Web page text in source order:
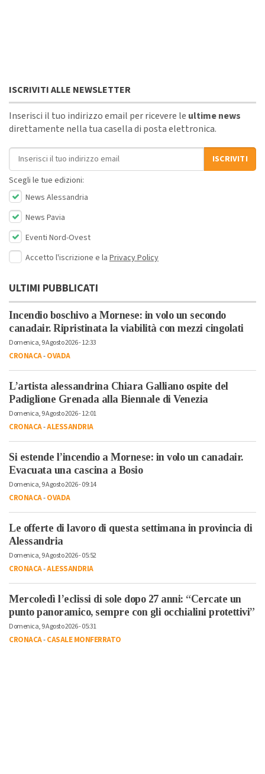
ISCRIVITI ALLE NEWSLETTER
Inserisci il tuo indirizzo email per ricevere le ultime news
direttamente nella tua casella di posta elettronica.
Indirizzo email
ISCRIVITI
Scegli le tue edizioni:
News Alessandria
News Pavia
Eventi Nord-Ovest
Accetto l'iscrizione e la Privacy Policy
ULTIMI PUBBLICATI
Incendio boschivo a Mornese: in volo un secondo
canadair. Ripristinata la viabilità con mezzi cingolati
Domenica, 9 Agosto 2026 - 12:33
CRONACA-OVADA
L’artista alessandrina Chiara Galliano ospite del
Padiglione Grenada alla Biennale di Venezia
Domenica, 9 Agosto 2026 - 12:01
CRONACA-ALESSANDRIA
Si estende l’incendio a Mornese: in volo un canadair.
Evacuata una cascina a Bosio
Domenica, 9 Agosto 2026 - 09:14
CRONACA-OVADA
Le offerte di lavoro di questa settimana in provincia di
Alessandria
Domenica, 9 Agosto 2026 - 05:52
CRONACA-ALESSANDRIA
Mercoledì l’eclissi di sole dopo 27 anni: “Cercate un
punto panoramico, sempre con gli occhialini protettivi”
Domenica, 9 Agosto 2026 - 05:31
CRONACA-CASALE MONFERRATO